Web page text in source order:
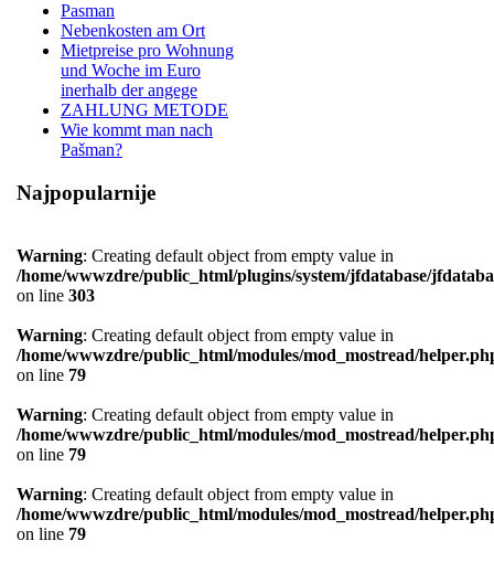
Pasman
Nebenkosten am Ort
Mietpreise pro Wohnung
und Woche im Euro
inerhalb der angege
ZAHLUNG METODE
Wie kommt man nach
Pašman?
Najpopularnije
Warning: Creating default object from empty value in
/home/wwwzdre/public_html/plugins/system/jfdatabase/
on line 303
Warning: Creating default object from empty value in
/home/wwwzdre/public_html/modules/mod_mostread/
on line 79
Warning: Creating default object from empty value in
/home/wwwzdre/public_html/modules/mod_mostread/
on line 79
Warning: Creating default object from empty value in
/home/wwwzdre/public_html/modules/mod_mostread/
on line 79